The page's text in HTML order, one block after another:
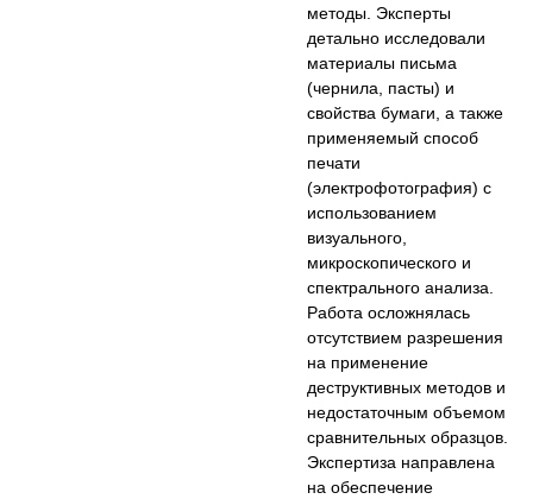
методы. Эксперты
детально исследовали
материалы письма
(чернила, пасты) и
свойства бумаги, а также
применяемый способ
печати
(электрофотография) с
использованием
визуального,
микроскопического и
спектрального анализа.
Работа осложнялась
отсутствием разрешения
на применение
деструктивных методов и
недостаточным объемом
сравнительных образцов.
Экспертиза направлена
на обеспечение